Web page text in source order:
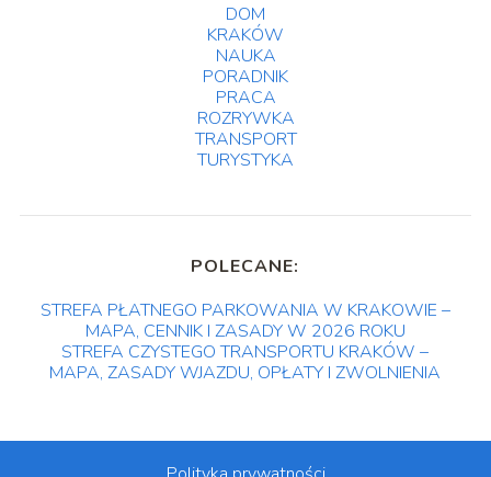
DOM
KRAKÓW
NAUKA
PORADNIK
PRACA
ROZRYWKA
TRANSPORT
TURYSTYKA
POLECANE:
STREFA PŁATNEGO PARKOWANIA W KRAKOWIE –
MAPA, CENNIK I ZASADY W 2026 ROKU
STREFA CZYSTEGO TRANSPORTU KRAKÓW –
MAPA, ZASADY WJAZDU, OPŁATY I ZWOLNIENIA